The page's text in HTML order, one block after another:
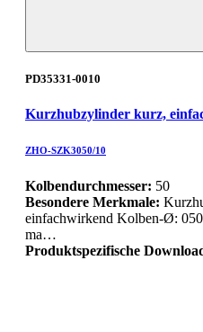
PD35331-0010
Kurzhubzylinder kurz,
ZHO-SZK3050/10
Kolbendurchmesser: 50
Besondere Merkmale:
einfachwirkend Kolben-Ø:
ma…
Produktspezifische